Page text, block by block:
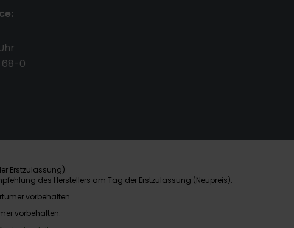
68-0
Erstzulassung).
des Herstellers am Tag der Erstzulassung (Neupreis).
vorbehalten.
vorbehalten.